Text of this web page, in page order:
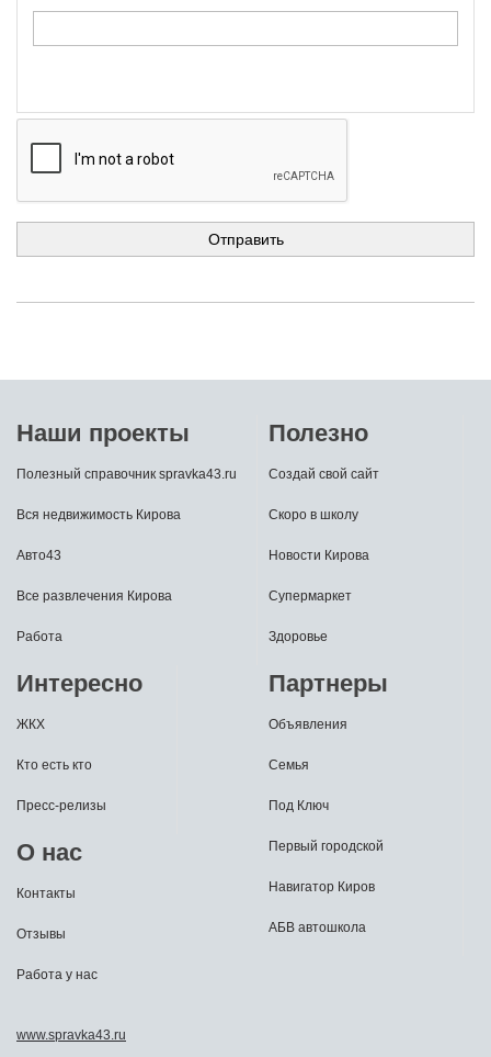
Наши проекты
Полезный справочник spravka43.ru
Вся недвижимость Кирова
Авто43
Все развлечения Кирова
Работа
Полезно
Создай свой сайт
Скоро в школу
Новости Кирова
Супермаркет
Здоровье
Интересно
ЖКХ
Кто есть кто
Пресс-релизы
О нас
Контакты
Отзывы
Работа у нас
Партнеры
Объявления
Семья
Под Ключ
Первый городской
Навигатор Киров
АБВ автошкола
www.spravka43.ru